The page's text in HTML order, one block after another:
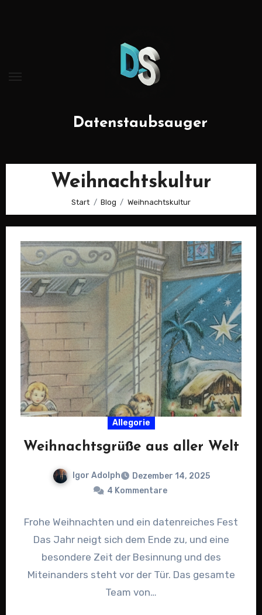
Datenstaubsauger
Weihnachtskultur
Start Blog Weihnachtskultur
Allegorie
Weihnachtsgrüße aus aller Welt
Igor Adolph
Dezember 14, 2025
4 Kommentare
Frohe Weihnachten und ein datenreiches Fest
Das Jahr neigt sich dem Ende zu, und eine
besondere Zeit der Besinnung und des
Miteinanders steht vor der Tür. Das gesamte
Team von…